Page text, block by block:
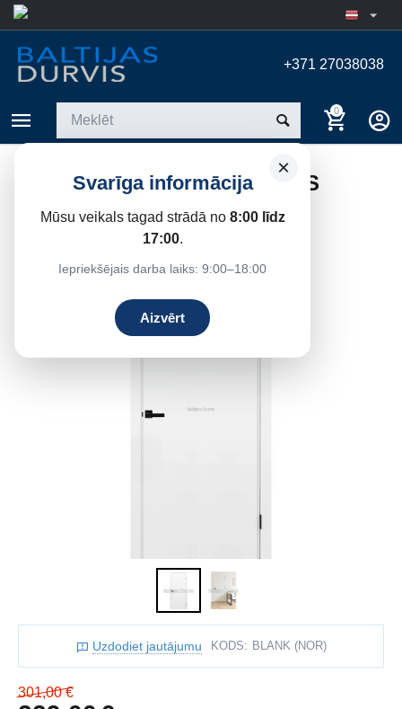
+371 27038038
0
×
Svarīga informācija
Mūsu veikals tagad strādā no 8:00 līdz
17:00.
Iepriekšējais darba laiks: 9:00–18:00
Aizvērt
IEKŠDURVIS BLANK BALTAS
(9016)
/ Krāsotas Durvis
Atlaide 24%
Uzdodiet jautājumu KODS: BLANK (NOR)
301,00 €